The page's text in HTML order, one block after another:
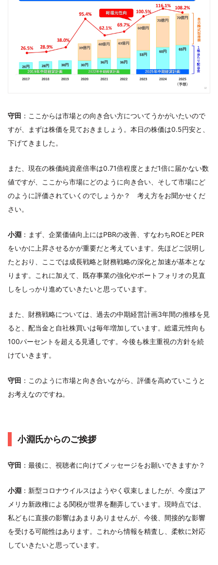
守田 ：ここからは市場との向き合い方についてうかがいたいので
すが、まずは株価を見ておきましょう。本日の株価は0.5円安と、
下げてきました。
また、現在の株価純資産倍率は0.71倍程度とまだ1倍に届かない数
値ですが、ここから市場にどのように向き合い、そして市場にど
のように評価されていくのでしょうか？ 考え方をお聞かせくだ
さい。
小淵 ：まず、企業価値向上にはPBRの改善、すなわちROEとPER
をいかに上昇させるかが重要だと考えています。先ほどご説明し
たとおり、ここでは成長戦略と財務戦略の深化と加速が基本とな
ります。これに加えて、既存事業の強化やポートフォリオの見直
しをしっかり進めていきたいと思っています。
また、財務戦略については、過去の中期経営計画3年間の推移を見
ると、配当金と自社株買いは毎年増加しています。総還元性向も
100パーセントを超える見通しです。今後も株主重視の方針を続
けていきます。
守田 ：このように市場と向き合いながら、評価を高めていこうと
お考えなのですね。
小淵氏からのご挨拶
守田 ：最後に、視聴者に向けてメッセージをお願いできますか？
小淵 ：新型コロナウイルスはようやく収束しましたが、今度はア
メリカ新政権による関税が世界を翻弄しています。現時点では、
私どもに直接の影響はあまりありませんが、今後、間接的な影響
を受ける可能性はあります。これから情報を精査し、柔軟に対応
していきたいと思っています。